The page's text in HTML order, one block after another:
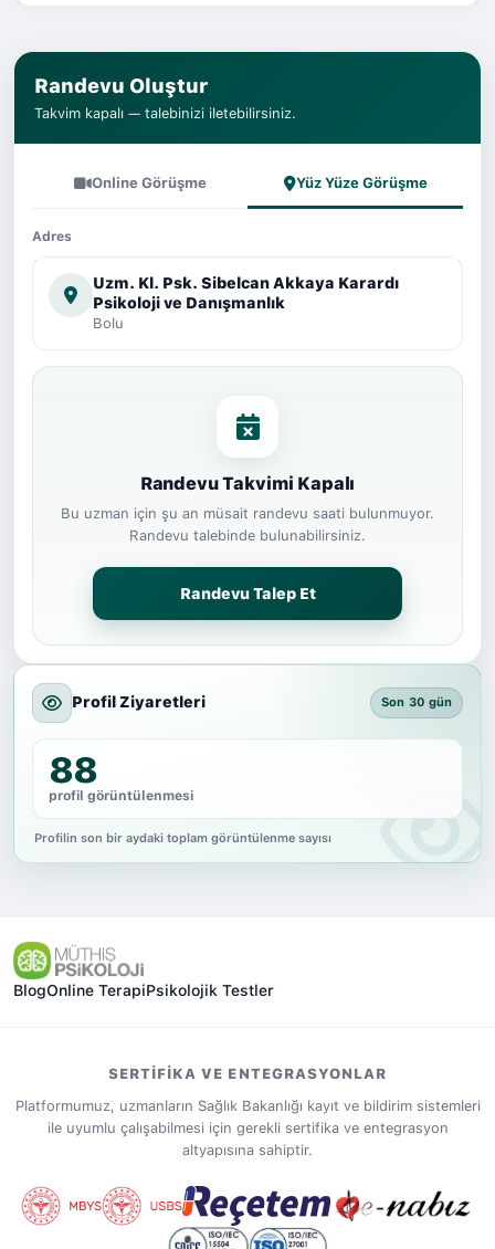
Randevu Oluştur
Takvim kapalı — talebinizi iletebilirsiniz.
Online Görüşme Yüz Yüze Görüşme
Adres
Uzm. Kl. Psk. Sibelcan Akkaya Karardı
Psikoloji ve Danışmanlık
Bolu
Randevu Takvimi Kapalı
Bu uzman için şu an müsait randevu saati bulunmuyor.
Randevu talebinde bulunabilirsiniz.
Randevu Talep Et
Profil Ziyaretleri Son 30 gün
88
profil görüntülenmesi
Profilin son bir aydaki toplam görüntülenme sayısı
BlogOnline TerapiPsikolojik Testler
SERTIFIKA VE ENTEGRASYONLAR
Platformumuz, uzmanların Sağlık Bakanlığı kayıt ve bildirim sistemleri
ile uyumlu çalışabilmesi için gerekli sertifika ve entegrasyon
altyapısına sahiptir.